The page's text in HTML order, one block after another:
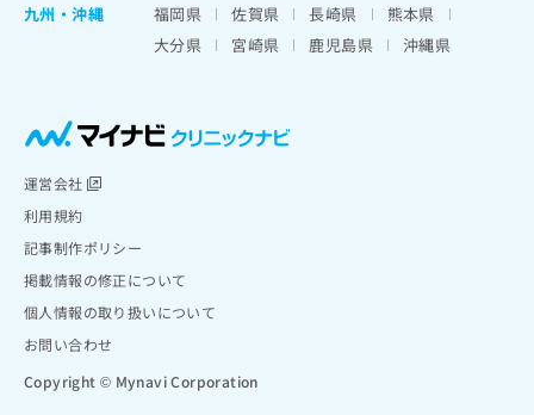
九州・沖縄
福岡県 佐賀県 長崎県
熊本県
大分県
宮崎県 鹿児島県 沖縄県
運営会社
利用規約
記事制作ポリシー
掲載情報の修正について
個人情報の取り扱いについて
お問い合わせ
Copyright © Mynavi Corporation